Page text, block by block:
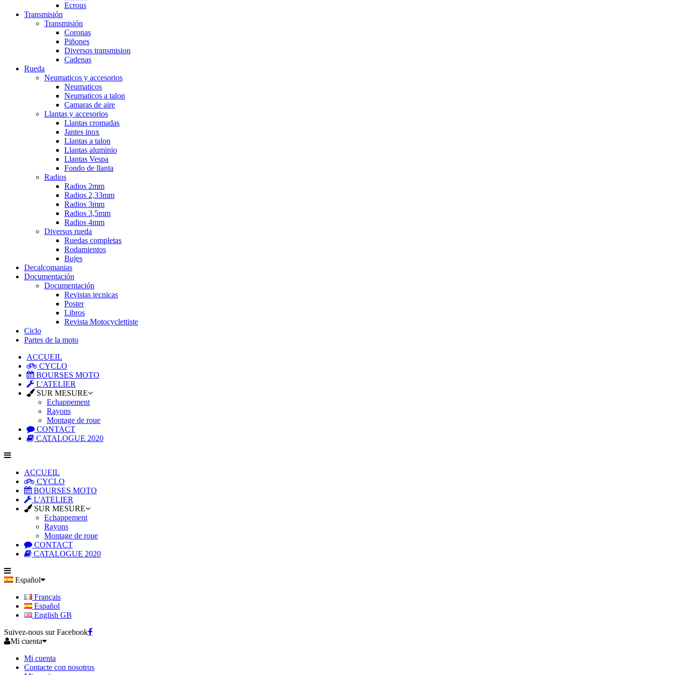
Ecrous
Transmisión
Transmisión
Coronas
Piñones
Diversos transmision
Cadenas
Rueda
Neumaticos y accesorios
Neumaticos
Neumaticos a talon
Camaras de aire
Llantas y accesorios
Llantas cromadas
Jantes inox
Llantas a talon
Llantas aluminio
Llantas Vespa
Fondo de llanta
Radios
Radios 2mm
Radios 2,33mm
Radios 3mm
Radios 3,5mm
Radios 4mm
Diversos rueda
Ruedas completas
Rodamientos
Bujes
Decalcomanias
Documentación
Documentación
Revistas tecnicas
Poster
Libros
Revista Motocyclettiste
Ciclo
Partes de la moto
ACCUEIL
CYCLO
BOURSES MOTO
L'ATELIER
SUR MESURE
Echappement
Rayons
Montage de roue
CONTACT
CATALOGUE 2020
ACCUEIL
CYCLO
BOURSES MOTO
L'ATELIER
SUR MESURE
Echappement
Rayons
Montage de roue
CONTACT
CATALOGUE 2020
Español
Français
Español
English GB
Suivez-nous sur Facebook
Mi cuenta
Mi cuenta
Contacte con nosotros